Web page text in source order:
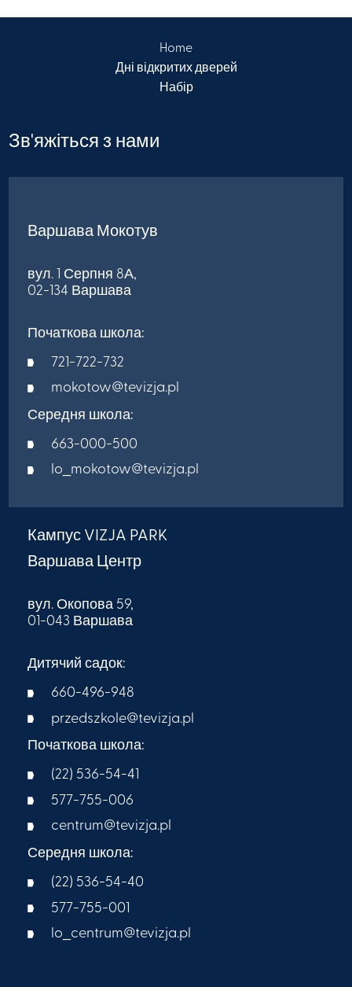
Home
Дні відкритих дверей
Набір
Зв'яжіться з нами
Варшава Мокотув
вул. 1 Серпня 8А,
02-134 Варшава
Початкова школа:
721-722-732
mokotow@tevizja.pl
Середня школа:
663-000-500
lo_mokotow@tevizja.pl
Кампус VIZJA PARK
Варшава Центр
вул. Окопова 59,
01-043 Варшава
Дитячий садок:
660-496-948
przedszkole@tevizja.pl
Початкова школа:
(22) 536-54-41
577-755-006
centrum@tevizja.pl
Середня школа:
(22) 536-54-40
577-755-001
lo_centrum@tevizja.pl